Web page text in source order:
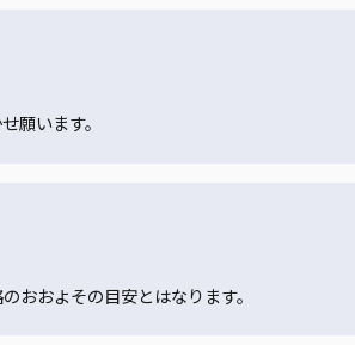
願います。
おおよその目安とはなります。